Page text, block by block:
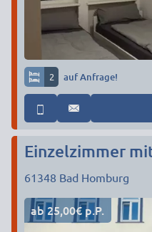
2 auf Anfrage!
61348 Bad Homburg
ab 25,00€ p.P.